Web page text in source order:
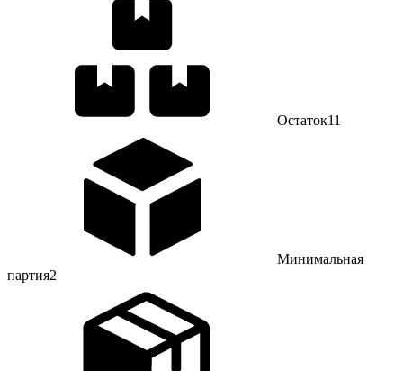
Остаток11
Минимальная
партия2